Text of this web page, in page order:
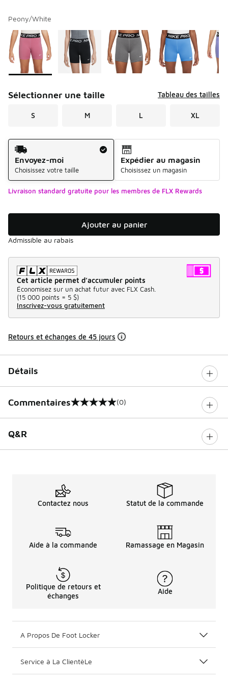
Peony/White
Page 1 de 1 affichant 1 à 5 de 5 couleurs.
Veuillez sélectionner un modèle*
Sélectionner une taille Tableau des tailles
S M L XL
Méthode d’expédition
Envoyez-moi
Choisissez votre taille
Expédier au magasin
Choisissez un magasin
Livraison standard gratuite pour les membres de FLX Rewards
Ajouter au panier
Admissible au rabais
Cet article permet d’accumuler points
Économisez sur un achat futur avec FLX Cash.
(15 000 points = 5 $)
Inscrivez-vous gratuitement
Retours et échanges de 45 jours
Détails
Commentaires
0 sur 5 notes (0)
Q&R
Contactez nous Statut de la commande
Aide à la commande Ramassage en Magasin
Politique de retours et
échanges
Aide
A Propos De Foot Locker
Service à La ClientèLe